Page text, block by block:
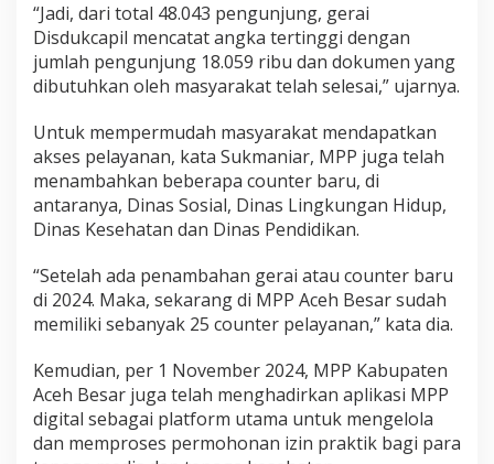
“Jadi, dari total 48.043 pengunjung, gerai
Disdukcapil mencatat angka tertinggi dengan
jumlah pengunjung 18.059 ribu dan dokumen yang
dibutuhkan oleh masyarakat telah selesai,” ujarnya.
Untuk mempermudah masyarakat mendapatkan
akses pelayanan, kata Sukmaniar, MPP juga telah
menambahkan beberapa counter baru, di
antaranya, Dinas Sosial, Dinas Lingkungan Hidup,
Dinas Kesehatan dan Dinas Pendidikan.
“Setelah ada penambahan gerai atau counter baru
di 2024. Maka, sekarang di MPP Aceh Besar sudah
memiliki sebanyak 25 counter pelayanan,” kata dia.
Kemudian, per 1 November 2024, MPP Kabupaten
Aceh Besar juga telah menghadirkan aplikasi MPP
digital sebagai platform utama untuk mengelola
dan memproses permohonan izin praktik bagi para